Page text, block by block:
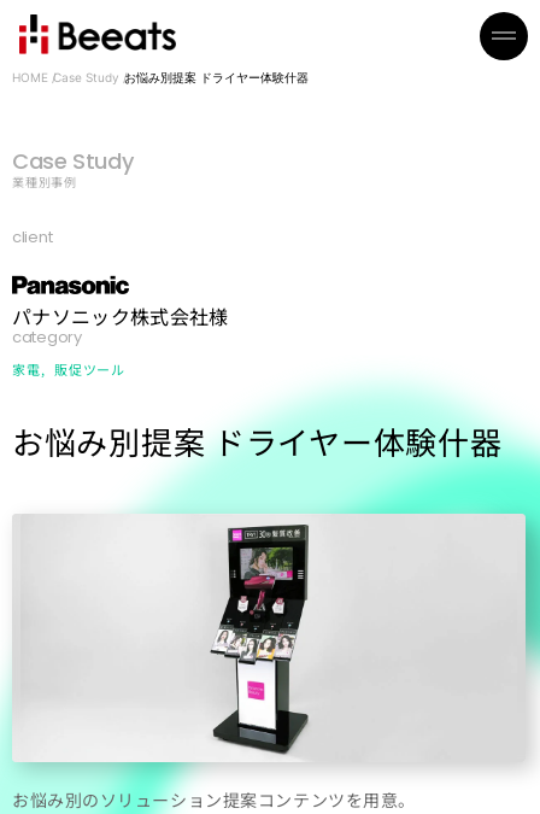
HOME Case Study お悩み別提案 ドライヤー体験什器
Case Study
業種別事例
client
パナソニック株式会社様
category
家電 販促ツール
お悩み別提案 ドライヤー体験什器
お悩み別のソリューション提案コンテンツを用意。